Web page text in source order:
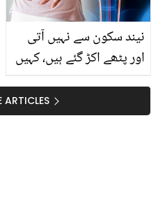
نیند سکون سے نہیں آتی
اور پٹھے اکڑ گئے ہیں، کہیں
جانیں گردوں سے متعلق 6
بڑے راز
ARTICLES